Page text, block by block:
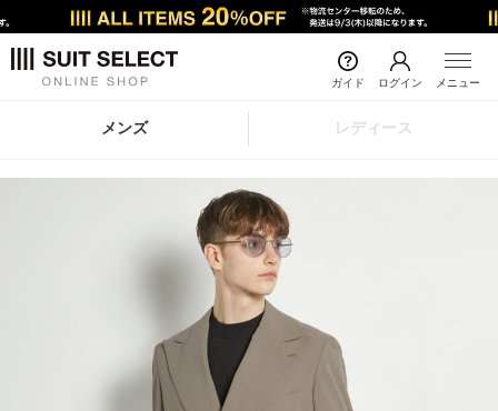
ガイド ログイン メニュー
メンズ レディース